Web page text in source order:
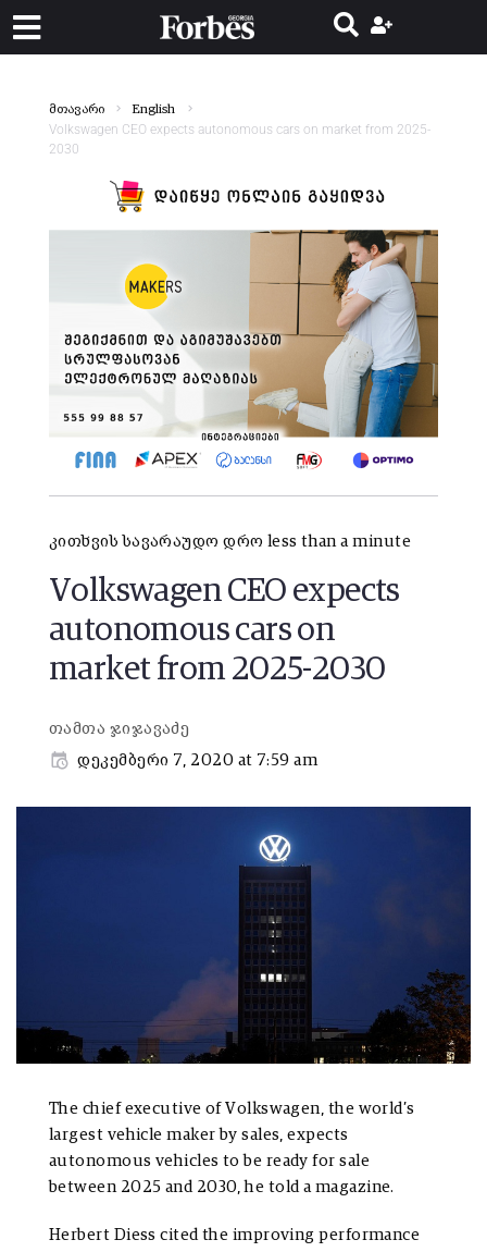
მთავარი English
Volkswagen CEO expects autonomous cars on market from 2025-
2030
კითხვის სავარაუდო დრო less than a minute
Volkswagen CEO expects
autonomous cars on
market from 2025-2030
თამთა ჯიჯავაძე
დეკემბერი 7, 2020 at 7:59 am
The chief executive of Volkswagen, the world’s
largest vehicle maker by sales, expects
autonomous vehicles to be ready for sale
between 2025 and 2030, he told a magazine.
Herbert Diess cited the improving performance